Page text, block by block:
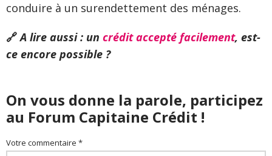
conduire à un surendettement des ménages.
🔗A lire aussi : un crédit accepté facilement, est-
ce encore possible ?
On vous donne la parole, participez
au Forum Capitaine Crédit !
Votre commentaire *